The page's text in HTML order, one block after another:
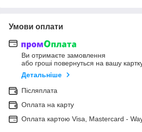
Умови оплати
Ви отримаєте замовлення
або гроші повернуться на вашу
Детальніше
Післяплата
Оплата на карту
Оплата картою Visa, Mastercard -